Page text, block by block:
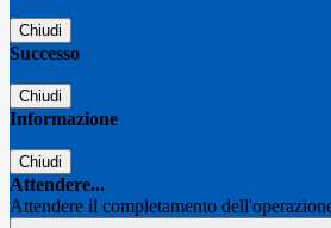
Chiudi
Successo
Chiudi
Informazione
Chiudi
Attendere...
Attendere il completamento